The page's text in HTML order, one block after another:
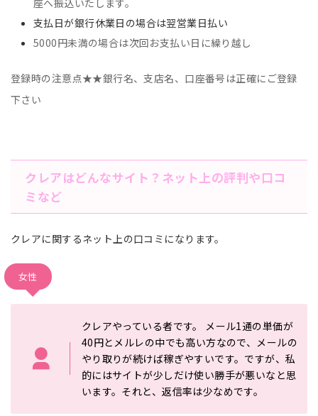
座へ振込いたします。
支払日が銀行休業日の場合は翌営業日払い
5000円未満の場合は次回お支払い日に繰り越し
登録時の注意点★★銀行名、支店名、口座番号は正確にご登録
下さい
クレアはどんなサイト？ネット上の評判や口コ
ミなど
クレアに関するネット上の口コミになります。
女性
クレアやっている者です。 メール1通の単価が
40円とメルレの中でも高い方なので、メールの
やり取りが続けば稼ぎやすいです。ですが、私
的にはサイトが少しだけ使い勝手が悪いなと思
います。それと、返信率は少なめです。